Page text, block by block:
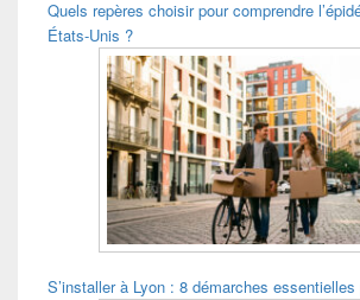
Quels repères choisir pour comprendre
États-Unis ?
S’installer à Lyon : 8 démarches